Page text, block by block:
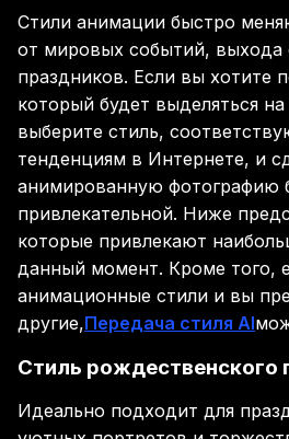
Стили анимации быстро
от мировых событий, выхода
праздников. Если вы хотите
который будет выделяться
выберите стиль,
тенденциям в Интернете, и
анимированную фотографию
привлекательной. Ниже
которые привлекают
данный момент. Кроме того,
анимационные стили и вы
другие,Передача стиля AI
Стиль рождественского
Идеально подходит для